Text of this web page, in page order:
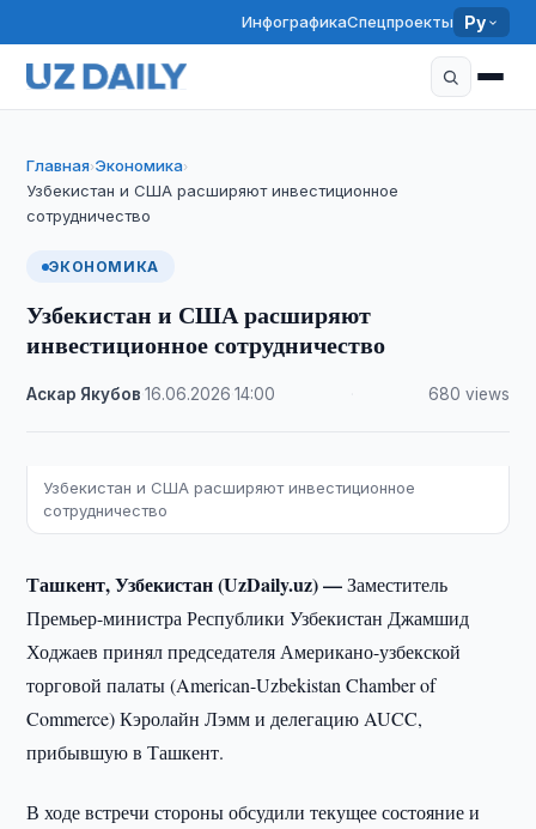
ИнфографикаСпецпроекты Ру
Главная›Экономика›
Узбекистан и США расширяют инвестиционное
сотрудничество
ЭКОНОМИКА
Узбекистан и США расширяют
инвестиционное сотрудничество
Аскар Якубов ·16.06.2026 ·14:00 680 views
Узбекистан и США расширяют инвестиционное
сотрудничество
Ташкент, Узбекистан (UzDaily.uz) —Заместитель
Премьер-министра Республики Узбекистан Джамшид
Ходжаев принял председателя Американо-узбекской
торговой палаты (American-Uzbekistan Chamber of
Commerce) Кэролайн Лэмм и делегацию AUCC,
прибывшую в Ташкент.
В ходе встречи стороны обсудили текущее состояние и